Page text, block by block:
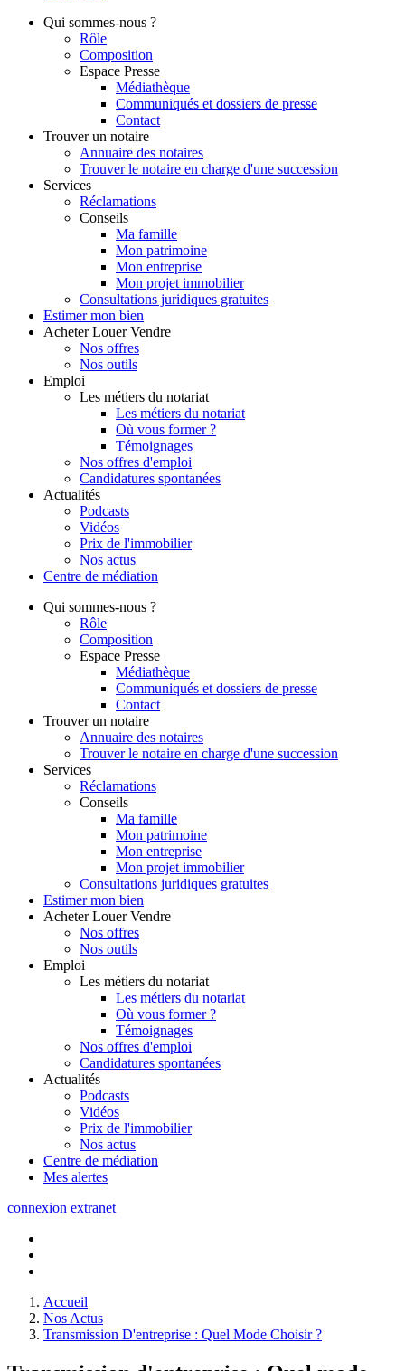
Qui sommes-nous ?
Rôle
Composition
Espace Presse
Médiathèque
Communiqués et dossiers de presse
Contact
Trouver un notaire
Annuaire des notaires
Trouver le notaire en charge d'une succession
Services
Réclamations
Conseils
Ma famille
Mon patrimoine
Mon entreprise
Mon projet immobilier
Consultations juridiques gratuites
Estimer mon bien
Acheter Louer Vendre
Nos offres
Nos outils
Emploi
Les métiers du notariat
Les métiers du notariat
Où vous former ?
Témoignages
Nos offres d'emploi
Candidatures spontanées
Actualités
Podcasts
Vidéos
Prix de l'immobilier
Nos actus
Centre de médiation
Qui sommes-nous ?
Rôle
Composition
Espace Presse
Médiathèque
Communiqués et dossiers de presse
Contact
Trouver un notaire
Annuaire des notaires
Trouver le notaire en charge d'une succession
Services
Réclamations
Conseils
Ma famille
Mon patrimoine
Mon entreprise
Mon projet immobilier
Consultations juridiques gratuites
Estimer mon bien
Acheter Louer Vendre
Nos offres
Nos outils
Emploi
Les métiers du notariat
Les métiers du notariat
Où vous former ?
Témoignages
Nos offres d'emploi
Candidatures spontanées
Actualités
Podcasts
Vidéos
Prix de l'immobilier
Nos actus
Centre de médiation
Mes alertes
connexion extranet
Accueil
Nos Actus
Transmission D'entreprise : Quel Mode Choisir ?